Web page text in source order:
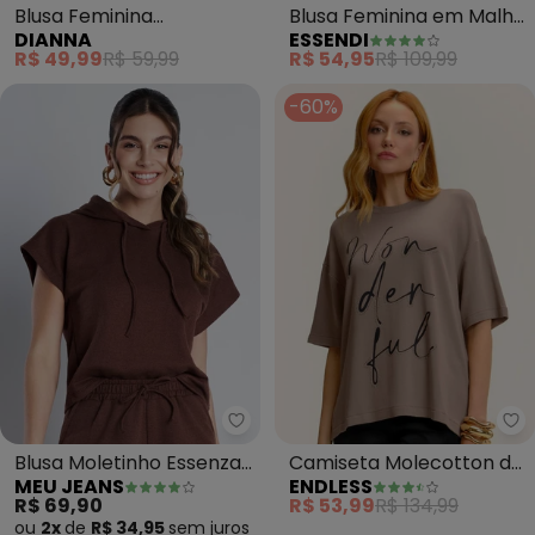
Blusa Feminina
Transpassada em
Viscose (Marrom)
DIANNA
R$ 49,99R$ 59,99
Blusa Feminina em Malha
(Marrom)
ESSENDI
R$ 54,95R$ 109,99
Meu Jeans - Blusa Moletinho
Blusa Moletinho Essenza
(Marrom)
MEU JEANS
R$ 69,90
ou 2x de R$ 34,95 sem juros
-60%
Camiseta Molecotton de
Viscose (Marrom)
ENDLESS
R$ 53,99R$ 134,99